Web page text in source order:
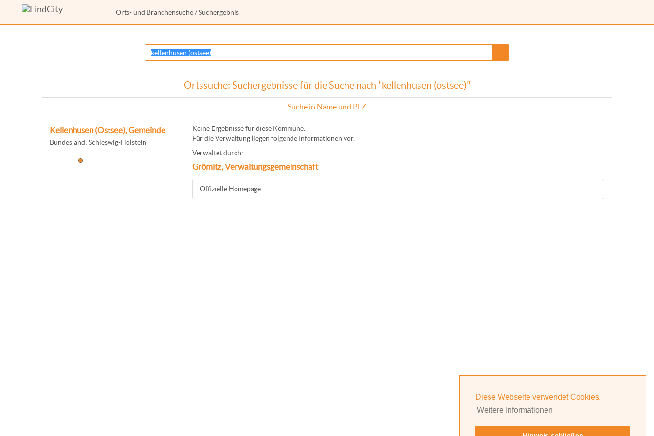
Diese Webseite verwendet Cookies.
Weitere Informationen
Orts- und Branchensuche / Suchergebnis
Ortssuche: Suchergebnisse für die Suche nach "kellenhusen (ostsee)"
Suche in Name und PLZ
Kellenhusen (Ostsee), Gemeinde
Bundesland: Schleswig-Holstein
Keine Ergebnisse für diese Kommune.
Für die Verwaltung liegen folgende Informationen vor.
Verwaltet durch:
Grömitz, Verwaltungsgemeinschaft
Offizielle Homepage